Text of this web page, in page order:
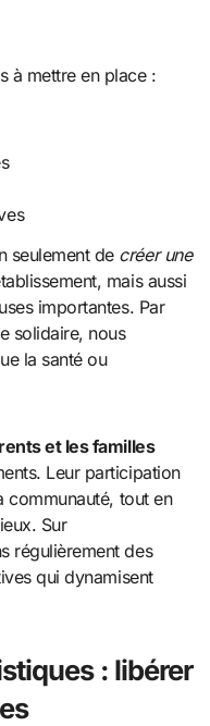
à mettre en place :
seulement de créer une
mais aussi
importantes. Par
solidaire, nous
la santé ou
et les familles
Leur participation
communauté, tout en
Sur
régulièrement des
qui dynamisent
: libérer